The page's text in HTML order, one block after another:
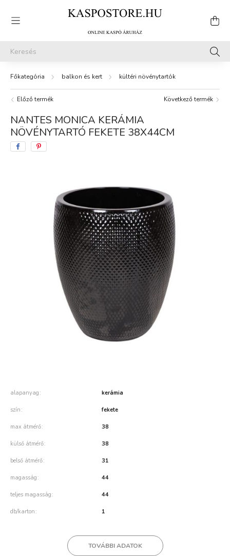
balkon és kert kültéri növénytartók
Előző termék Következő termék
NANTES MONICA KERÁMIA
NÖVÉNYTARTÓ FEKETE 38X44CM
alapanyag kerámia
szín fekete
max átmérő 38
külső átmérő 38
belső átmérő 31
magasság 44
teljes magasság 44
db/karton 1
TOVÁBBI ADATOK